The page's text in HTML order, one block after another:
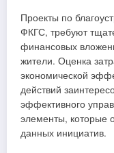
Проекты по
ФКГС, требуют
финансовых
жители. Оценка
экономической
действий
эффективного
элементы, которые
данных инициатив.